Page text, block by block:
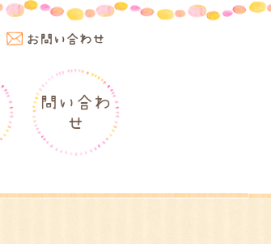
お問い合わせ
問い合わ
せ